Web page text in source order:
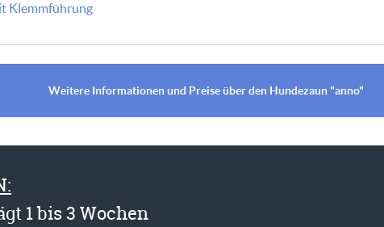
Klemmführung
Weitere Informationen und Preise über den Hundezaun "anno"
1 bis 3 Wochen